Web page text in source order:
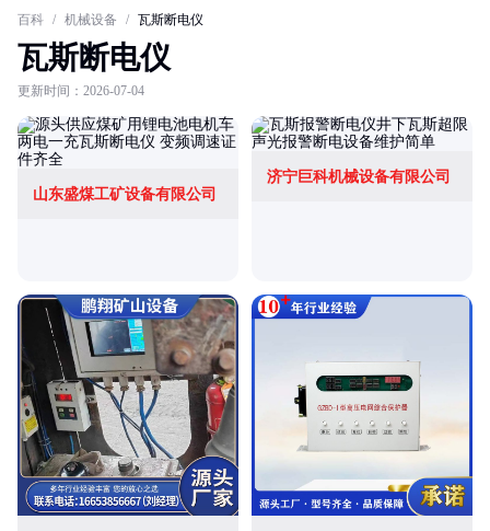
百科 / 机械设备 / 瓦斯断电仪
瓦斯断电仪
更新时间：2026-07-04
山东盛煤工矿设备有限公司
济宁巨科机械设备有限公司